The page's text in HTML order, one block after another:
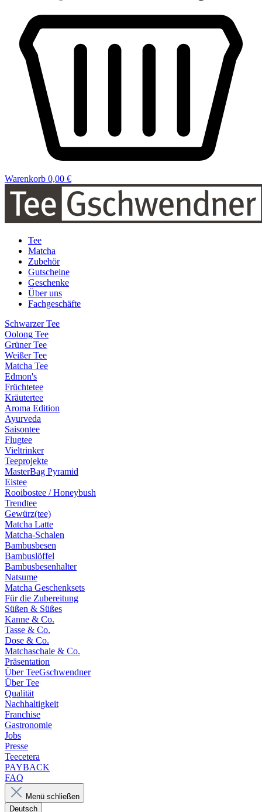
Warenkorb 0,00 €
Tee
Matcha
Zubehör
Gutscheine
Geschenke
Über uns
Fachgeschäfte
Schwarzer Tee
Oolong Tee
Grüner Tee
Weißer Tee
Matcha Tee
Edmon's
Früchtetee
Kräutertee
Aroma Edition
Ayurveda
Saisontee
Flugtee
Vieltrinker
Teeprojekte
MasterBag Pyramid
Eistee
Rooibostee / Honeybush
Trendtee
Gewürz(tee)
Matcha Latte
Matcha-Schalen
Bambusbesen
Bambuslöffel
Bambusbesenhalter
Natsume
Matcha Geschenksets
Für die Zubereitung
Süßen & Süßes
Kanne & Co.
Tasse & Co.
Dose & Co.
Matchaschale & Co.
Präsentation
Über TeeGschwendner
Über Tee
Qualität
Nachhaltigkeit
Franchise
Gastronomie
Jobs
Presse
Teecetera
PAYBACK
FAQ
Menü schließen
Deutsch